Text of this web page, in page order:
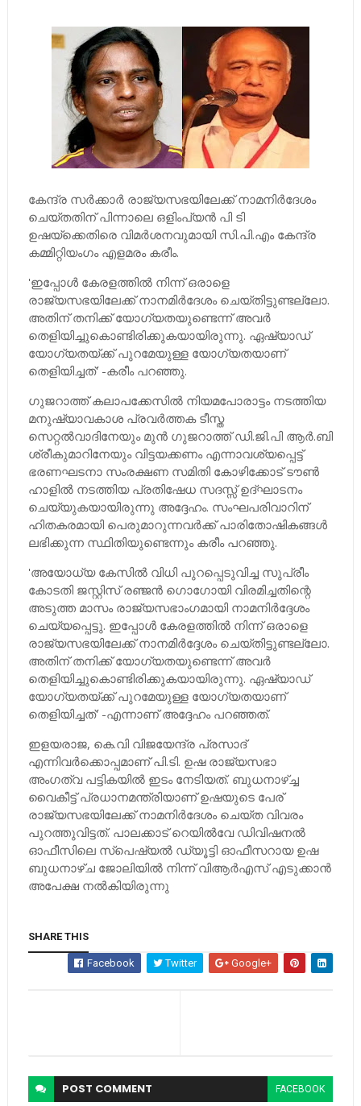
കേന്ദ്ര സര്‍ക്കാര്‍ രാജ്യസഭയിലേക്ക് നാമനിര്‍ദേശം
ചെയ്തതിന് പിന്നാലെ ഒളിംപ്യന്‍ പി ടി
ഉഷയ്‌ക്കെതിരെ വിമര്‍ശനവുമായി സി.പി.എം കേന്ദ്ര
കമ്മിറ്റിയംഗം എളമരം കരീം.
'ഇപ്പോള്‍ കേരളത്തില്‍ നിന്ന് ഒരാളെ
രാജ്യസഭയിലേക്ക് നാനമിര്‍ദേശം ചെയ്തിട്ടുണ്ടല്ലോ.
അതിന് തനിക്ക് യോഗ്യതയുണ്ടെന്ന് അവര്‍
തെളിയിച്ചുകൊണ്ടിരിക്കുകയായിരുന്നു. ഏഷ്യാഡ്
യോഗ്യതയ്ക്ക് പുറമേയുള്ള യോഗ്യതയാണ്
തെളിയിച്ചത്' -കരീം പറഞ്ഞു.
ഗുജറാത്ത് കലാപക്കേസില്‍ നിയമപോരാട്ടം നടത്തിയ
മനുഷ്യാവകാശ പ്രവര്‍ത്തക ടീസ്ത
സെറ്റല്‍വാദിനേയും മുന്‍ ഗുജറാത്ത് ഡി.ജി.പി ആര്‍.ബി
ശ്രീകുമാറിനേയും വിട്ടയക്കണം എന്നാവശ്യപ്പെട്ട്
ഭരണഘടനാ സംരക്ഷണ സമിതി കോഴിക്കോട് ടൗണ്‍
ഹാളില്‍ നടത്തിയ പ്രതിഷേധ സദസ്സ് ഉദ്ഘാടനം
ചെയ്യുകയായിരുന്നു അദ്ദേഹം. സംഘപരിവാറിന്
ഹിതകരമായി പെരുമാറുന്നവര്‍ക്ക് പാരിതോഷികങ്ങള്‍
ലഭിക്കുന്ന സ്ഥിതിയുണ്ടെന്നും കരീം പറഞ്ഞു.
'അയോധ്യ കേസില്‍ വിധി പുറപ്പെടുവിച്ച സുപ്രീം
കോടതി ജസ്റ്റിസ് രഞ്ജന്‍ ഗൊഗോയി വിരമിച്ചതിന്റെ
അടുത്ത മാസം രാജ്യസഭാംഗമായി നാമനിര്‍ദ്ദേശം
ചെയ്യപ്പെട്ടു. ഇപ്പോള്‍ കേരളത്തില്‍ നിന്ന് ഒരാളെ
രാജ്യസഭയിലേക്ക് നാനമിര്‍ദ്ദേശം ചെയ്തിട്ടുണ്ടല്ലോ.
അതിന് തനിക്ക് യോഗ്യതയുണ്ടെന്ന് അവര്‍
തെളിയിച്ചുകൊണ്ടിരിക്കുകയായിരുന്നു. ഏഷ്യാഡ്
യോഗ്യതയ്ക്ക് പുറമേയുള്ള യോഗ്യതയാണ്
തെളിയിച്ചത്' -എന്നാണ് അദ്ദേഹം പറഞ്ഞത്.
ഇളയരാജ, കെ.വി വിജയേന്ദ്ര പ്രസാദ്
എന്നിവര്‍ക്കൊപ്പമാണ് പി.ടി. ഉഷ രാജ്യസഭാ
അംഗത്വ പട്ടികയില്‍ ഇടം നേടിയത്. ബുധനാഴ്ച്ച
വൈകീട്ട് പ്രധാനമന്ത്രിയാണ് ഉഷയുടെ പേര്
രാജ്യസഭയിലേക്ക് നാമനിര്‍ദേശം ചെയ്ത വിവരം
പുറത്തുവിട്ടത്. പാലക്കാട് റെയില്‍വേ ഡിവിഷനല്‍
ഓഫീസിലെ സ്‌പെഷ്യല്‍ ഡ്യൂട്ടി ഓഫീസറായ ഉഷ
ബുധനാഴ്ച ജോലിയില്‍ നിന്ന് വിആര്‍എസ് എടുക്കാന്‍
അപേക്ഷ നല്‍കിയിരുന്നു
SHARE THIS
Facebook Twitter Google+
POST COMMENT FACEBOOK